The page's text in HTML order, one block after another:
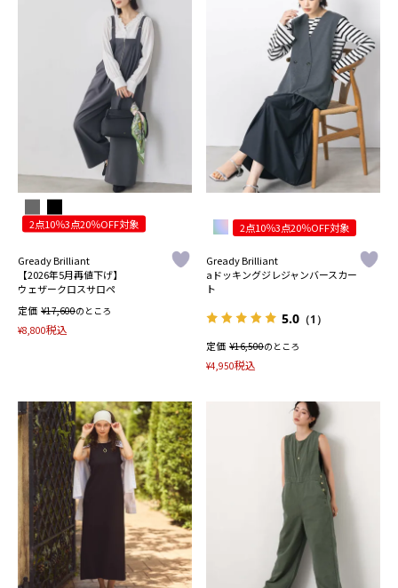
2点10％3点20％OFF対象
Gready Brilliant
【2026年5月再値下げ】
ウェザークロスサロペ
定価 ¥17,600のところ
¥8,800税込
2点10％3点20％OFF対象
Gready Brilliant
aドッキングジレジャンバースカー
ト
5.0 （1）
定価 ¥16,500のところ
¥4,950税込